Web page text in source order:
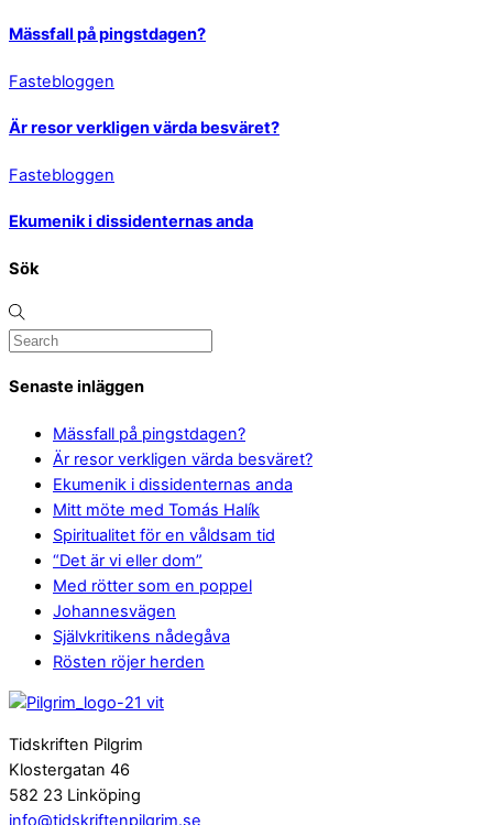
Mässfall på pingstdagen?
Fastebloggen
Är resor verkligen värda besväret?
Fastebloggen
Ekumenik i dissidenternas anda
Sök
Senaste inläggen
Mässfall på pingstdagen?
Är resor verkligen värda besväret?
Ekumenik i dissidenternas anda
Mitt möte med Tomás Halík
Spiritualitet för en våldsam tid
“Det är vi eller dom”
Med rötter som en poppel
Johannesvägen
Självkritikens nådegåva
Rösten röjer herden
Tidskriften Pilgrim
Klostergatan 46
582 23 Linköping
info@tidskriftenpilgrim.se